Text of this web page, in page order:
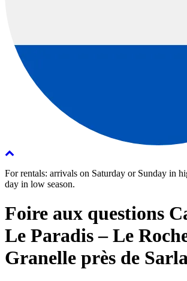
For rentals: arrivals on Saturday or Sunday in
day in low season.
Foire aux questions
Le Paradis – Le
Granelle près de